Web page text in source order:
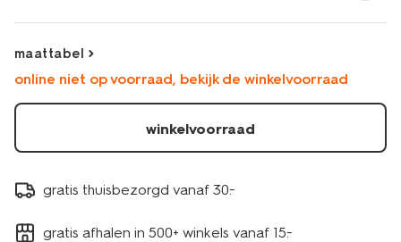
shirt-
rood-
maattabel
online niet op voorraad, bekijk de winkelvoorraad
winkelvoorraad
gratis thuisbezorgd vanaf 30.-
gratis afhalen in 500+ winkels vanaf 15.-